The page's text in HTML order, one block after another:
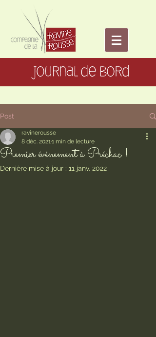
Post
Premier évènement à Préchac !
ravinerousse
8 déc. 20211 min de lecture
Dernière mise à jour : 11 janv. 2022